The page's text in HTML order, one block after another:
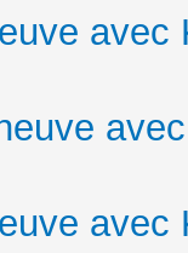
avec
avec